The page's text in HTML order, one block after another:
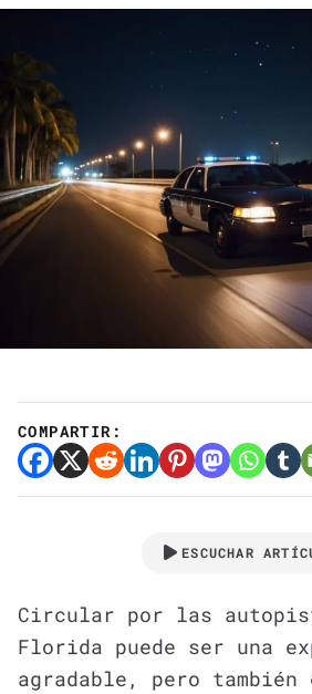
COMPARTIR:
ESCUCHAR
Circular por las
Florida puede ser una
agradable, pero también